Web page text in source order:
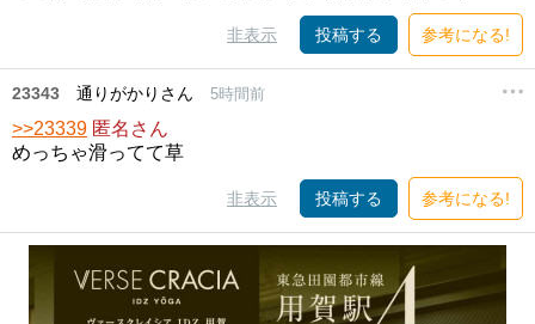
非表示 投稿する 参考になる!
23343 通りがかりさん 5時間前
>>23339 匿名さん
めっちゃ滑ってて草
非表示 投稿する 参考になる!